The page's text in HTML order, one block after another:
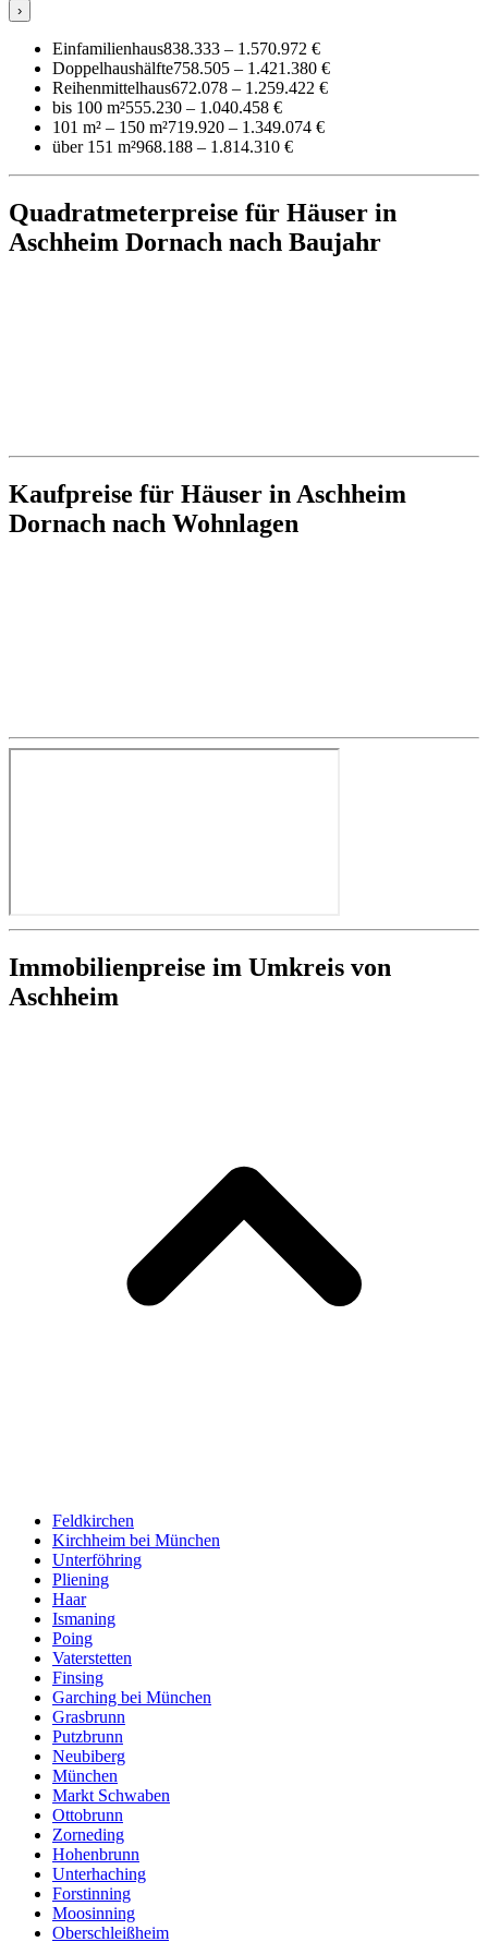
›
Einfamilienhaus838.333 – 1.570.972 €
Doppelhaushälfte758.505 – 1.421.380 €
Reihenmittelhaus672.078 – 1.259.422 €
bis 100 m²555.230 – 1.040.458 €
101 m² – 150 m²719.920 – 1.349.074 €
über 151 m²968.188 – 1.814.310 €
Quadratmeterpreise für Häuser in
Aschheim Dornach nach Baujahr
Kaufpreise für Häuser in Aschheim
Dornach nach Wohnlagen
Immobilienpreise im Umkreis von
Aschheim
Feldkirchen
Kirchheim bei München
Unterföhring
Pliening
Haar
Ismaning
Poing
Vaterstetten
Finsing
Garching bei München
Grasbrunn
Putzbrunn
Neubiberg
München
Markt Schwaben
Ottobrunn
Zorneding
Hohenbrunn
Unterhaching
Forstinning
Moosinning
Oberschleißheim